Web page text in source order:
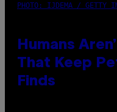
PHOTO: IJDEMA / GETTY
Humans
That Keep
Finds